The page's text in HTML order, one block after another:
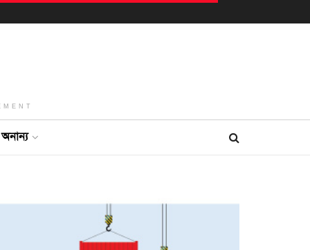
অনান্য